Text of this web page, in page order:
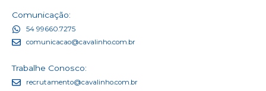
Comunicação:
54 99660.7275
comunicacao@cavalinho.com.br
Trabalhe Conosco:
recrutamento@cavalinho.com.br